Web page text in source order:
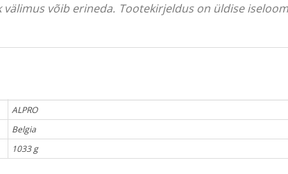
võib erineda. Tootekirjeldus on üldise
ALPRO
Belgia
1033 g